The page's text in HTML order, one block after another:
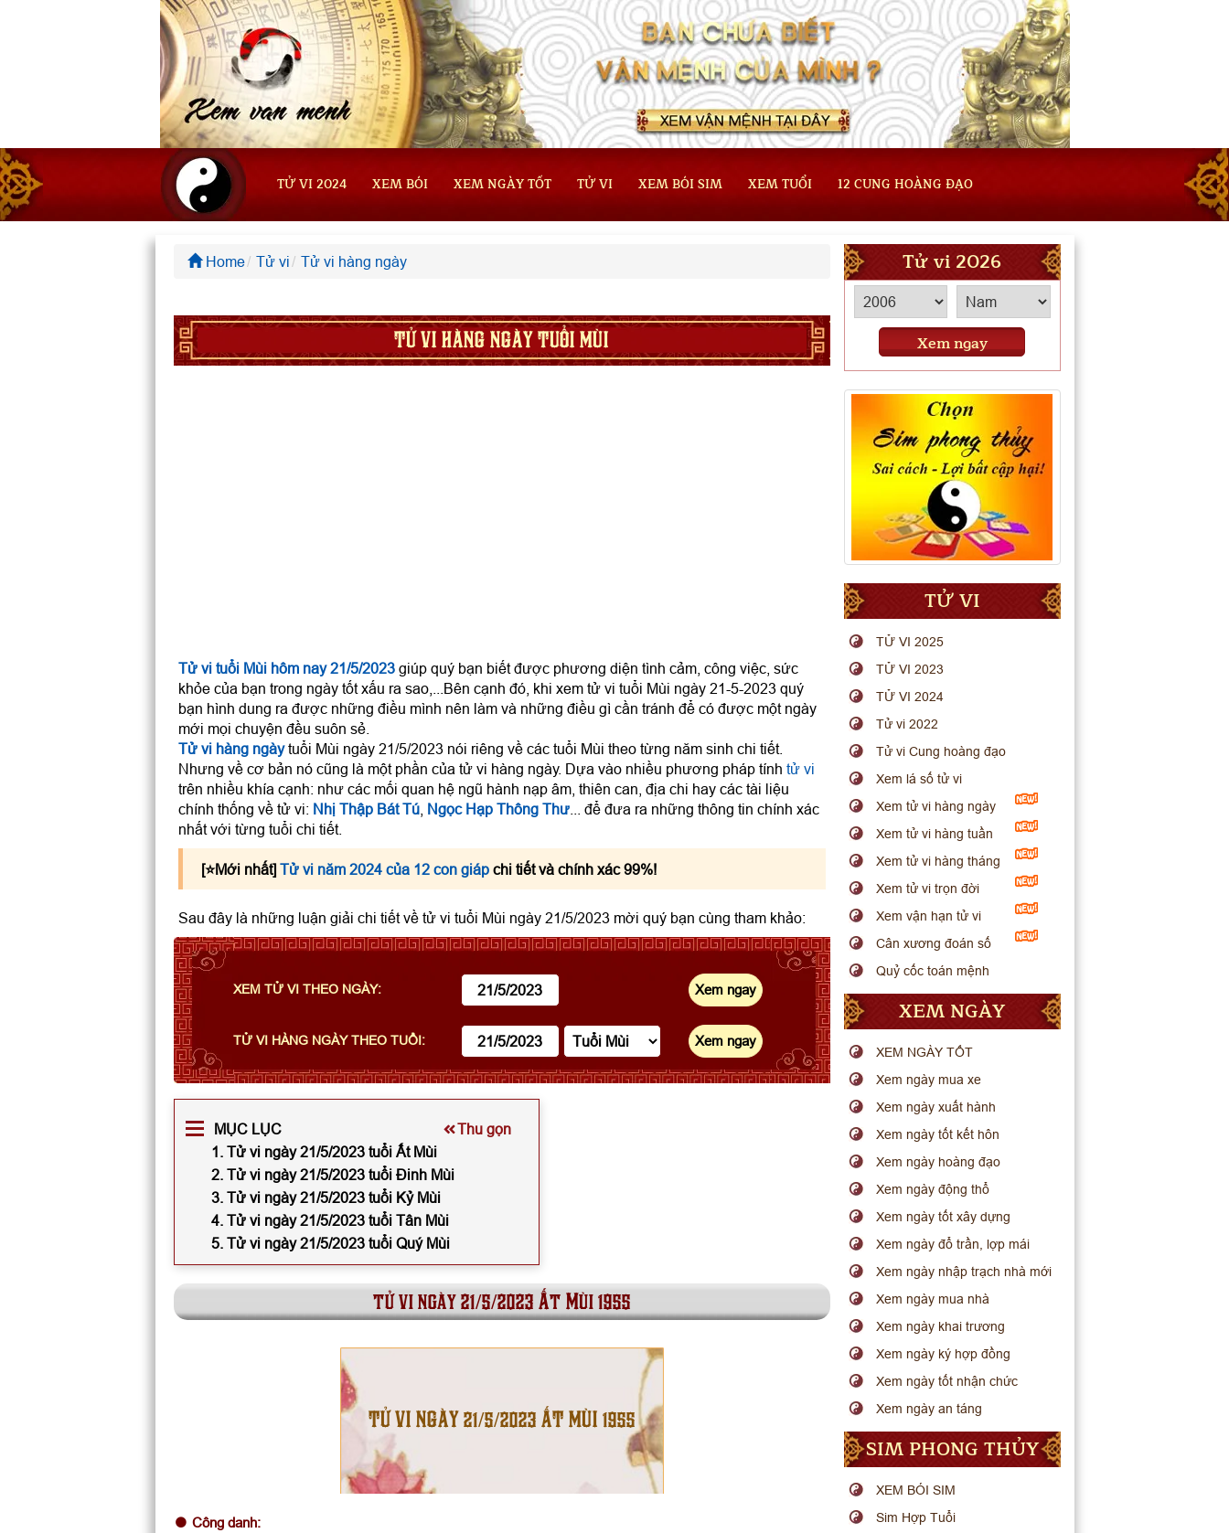
TỬ VI 2024 XEM BÓI XEM NGÀY TỐT TỬ VI XEM BÓI SIM XEM TUỔI 12 CUNG HOÀNG ĐẠO
Home Tử vi Tử vi hàng ngày
TỬ VI HÀNG NGÀY TUỔI MÙI
Tử vi tuổi Mùi hôm nay 21/5/2023giúp quý bạn biết được phương diện tình cảm, công việc, sức
khỏe của bạn trong ngày tốt xấu ra sao,...Bên cạnh đó, khi xem tử vi tuổi Mùi ngày 21-5-2023 quý
bạn hình dung ra được những điều mình nên làm và những điều gì cần tránh để có được một ngày
mới mọi chuyện đều suôn sẻ.
Tử vi hàng ngàytuổi Mùi ngày 21/5/2023 nói riêng về các tuổi Mùi theo từng năm sinh chi tiết.
Nhưng về cơ bản nó cũng là một phần của tử vi hàng ngày. Dựa vào nhiều phương pháp tính tử vi
trên nhiều khía cạnh: như các mối quan hệ ngũ hành nạp âm, thiên can, địa chi hay các tài liệu
chính thống về tử vi: Nhị Thập Bát Tú, Ngọc Hạp Thông Thư... để đưa ra những thông tin chính xác
nhất với từng tuổi chi tiết.
[⭐️Mới nhất] Tử vi năm 2024 của 12 con giápchi tiết và chính xác 99%!
Sau đây là những luận giải chi tiết về tử vi tuổi Mùi ngày 21/5/2023 mời quý bạn cùng tham khảo:
XEM TỬ VI THEO NGÀY:
TỬ VI HÀNG NGÀY THEO TUỔI:
MỤC LỤC
Thu gọn
1. Tử vi ngày 21/5/2023 tuổi Ất Mùi
2. Tử vi ngày 21/5/2023 tuổi Đinh Mùi
3. Tử vi ngày 21/5/2023 tuổi Kỷ Mùi
4. Tử vi ngày 21/5/2023 tuổi Tân Mùi
5. Tử vi ngày 21/5/2023 tuổi Quý Mùi
tử vi ngày 21/5/2023 Ất Mùi 1955
TỬ VI NGÀY 21/5/2023 ẤT MÙI 1955
Công danh:
Tử vi 2026
Xem ngay
TỬ VI
TỬ VI 2025
TỬ VI 2023
TỬ VI 2024
Tử vi 2022
Tử vi Cung hoàng đạo
Xem lá số tử vi
Xem tử vi hàng ngày
Xem tử vi hàng tuần
Xem tử vi hàng tháng
Xem tử vi trọn đời
Xem vận hạn tử vi
Cân xương đoán số
Quỷ cốc toán mệnh
XEM NGÀY
XEM NGÀY TỐT
Xem ngày mua xe
Xem ngày xuất hành
Xem ngày tốt kết hôn
Xem ngày hoàng đạo
Xem ngày động thổ
Xem ngày tốt xây dựng
Xem ngày đổ trần, lợp mái
Xem ngày nhập trạch nhà mới
Xem ngày mua nhà
Xem ngày khai trương
Xem ngày ký hợp đồng
Xem ngày tốt nhận chức
Xem ngày an táng
SIM PHONG THỦY
XEM BÓI SIM
Sim Hợp Tuổi